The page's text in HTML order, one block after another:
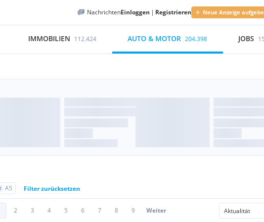
NachrichtenEinloggen | Registrieren Neue Anzeige
IMMOBILIEN 112.424 AUTO & MOTOR 204.398 JOBS
A5 Filter zurücksetzen
2 3 4 5 6 7 8 9 Weiter